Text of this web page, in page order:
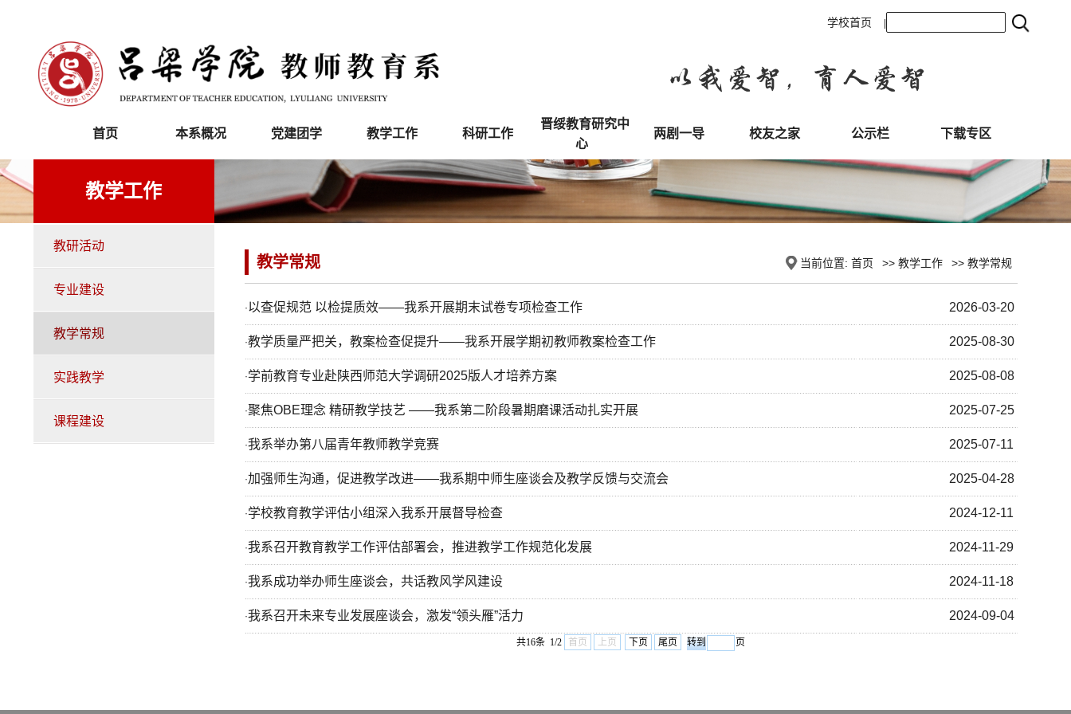
学校首页
首页 本系概况 党建团学 教学工作 科研工作
晋绥教育研究中
心
两剧一导 校友之家 公示栏 下载专区
教学工作
教研活动
专业建设
教学常规
实践教学
课程建设
教学常规 当前位置: 首页 >> 教学工作 >> 教学常规
·以查促规范 以检提质效——我系开展期末试卷专项检查工作 2026-03-20
·教学质量严把关，教案检查促提升——我系开展学期初教师教案检查工作 2025-08-30
·学前教育专业赴陕西师范大学调研2025版⼈才培养方案 2025-08-08
·聚焦OBE理念 精研教学技艺 ——我系第二阶段暑期磨课活动扎实开展 2025-07-25
·我系举办第八届青年教师教学竞赛 2025-07-11
·加强师生沟通，促进教学改进——我系期中师生座谈会及教学反馈与交流会 2025-04-28
·学校教育教学评估小组深入我系开展督导检查 2024-12-11
·我系召开教育教学工作评估部署会，推进教学工作规范化发展 2024-11-29
·我系成功举办师生座谈会，共话教风学风建设 2024-11-18
·我系召开未来专业发展座谈会，激发“领头雁”活力 2024-09-04
共16条 1/2 首页 上页 下页 尾页 页